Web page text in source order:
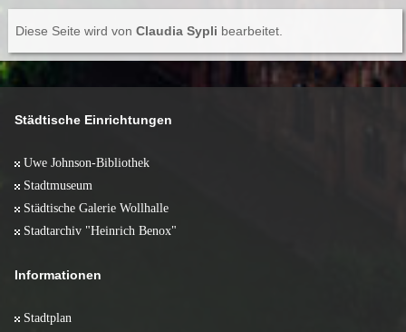
Diese Seite wird von Claudia Sypli bearbeitet.
Städtische Einrichtungen
Uwe Johnson-Bibliothek
Stadtmuseum
Städtische Galerie Wollhalle
Stadtarchiv "Heinrich Benox"
Informationen
Stadtplan